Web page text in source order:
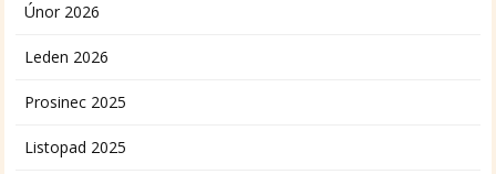
Únor 2026
Leden 2026
Prosinec 2025
Listopad 2025